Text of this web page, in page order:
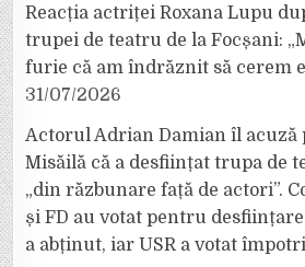
Reacția actriței Roxana Lupu
trupei de teatru de la Focșani:
furie că am îndrăznit să cerem
31/07/2026
Actorul Adrian Damian îl
Misăilă că a desființat trupa de
„din răzbunare față de actori”.
și FD au votat pentru
a abținut, iar USR a votat